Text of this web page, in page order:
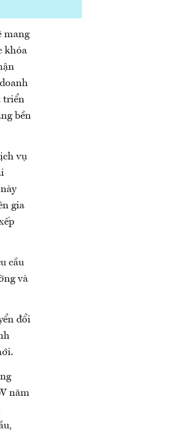
mang
khóa
triển
bền
vụ
gia
cầu
và
đổi
năm